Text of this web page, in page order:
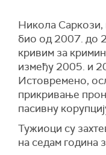
Никола Саркози,
био од 2007. до
кривим за
између 2005. и
Истовремено,
прикривање
пасивну
Тужиоци су
на седам година